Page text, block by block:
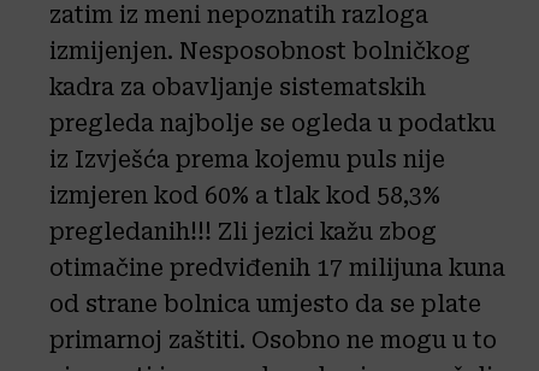
zatim iz meni nepoznatih razloga
izmijenjen. Nesposobnost bolničkog
kadra za obavljanje sistematskih
pregleda najbolje se ogleda u podatku
iz Izvješća prema kojemu puls nije
izmjeren kod 60% a tlak kod 58,3%
pregledanih!!! Zli jezici kažu zbog
otimačine predviđenih 17 milijuna kuna
od strane bolnica umjesto da se plate
primarnoj zaštiti. Osobno ne mogu u to